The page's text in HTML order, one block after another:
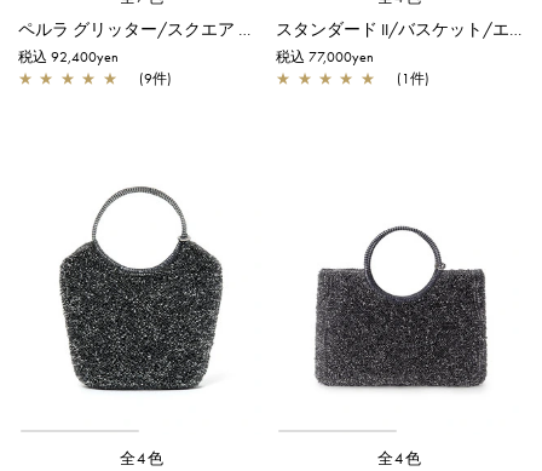
ペルラ グリッター/スクエア ミディアム/シルバーゴールド
税込 92,400yen
★ ★ ★ ★ ★ (9件)
スタンダード II/バスケット/エナメルブラック
税込 77,000yen
★ ★ ★ ★ ★ (1件)
全4色 全4色